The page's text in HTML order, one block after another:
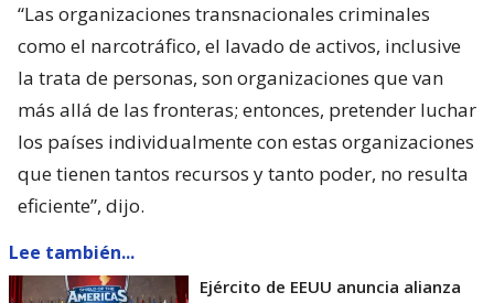
“Las organizaciones transnacionales criminales
como el narcotráfico, el lavado de activos, inclusive
la trata de personas, son organizaciones que van
más allá de las fronteras; entonces, pretender luchar
los países individualmente con estas organizaciones
que tienen tantos recursos y tanto poder, no resulta
eficiente”, dijo.
Lee también...
Ejército de EEUU anuncia alianza